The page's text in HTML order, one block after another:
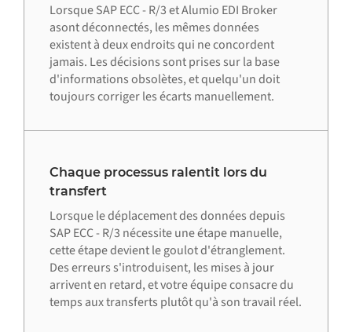
Lorsque SAP ECC - R/3 et Alumio EDI Broker
asont déconnectés, les mêmes données
existent à deux endroits qui ne concordent
jamais. Les décisions sont prises sur la base
d'informations obsolètes, et quelqu'un doit
toujours corriger les écarts manuellement.
Chaque processus ralentit lors du
transfert
Lorsque le déplacement des données depuis
SAP ECC - R/3 nécessite une étape manuelle,
cette étape devient le goulot d'étranglement.
Des erreurs s'introduisent, les mises à jour
arrivent en retard, et votre équipe consacre du
temps aux transferts plutôt qu'à son travail réel.